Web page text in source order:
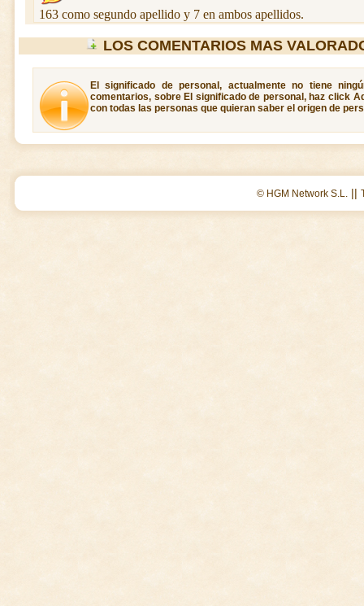
163 como segundo apellido y 7 en ambos apellidos.
LOS COMENTARIOS MAS
El significado de personal, actualmente no tiene
comentarios, sobre El significado de personal, haz click
con todas las personas que quieran saber el origen de
© HGM Network S.L. ||